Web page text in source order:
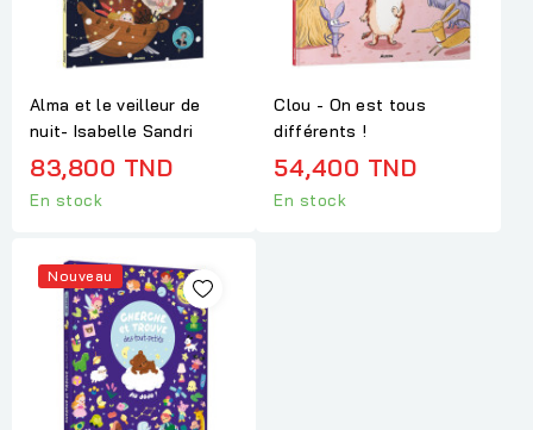
Alma et le veilleur de
nuit- Isabelle Sandri
83,800 TND
En stock
Clou - On est tous
différents !
54,400 TND
En stock
Nouveau